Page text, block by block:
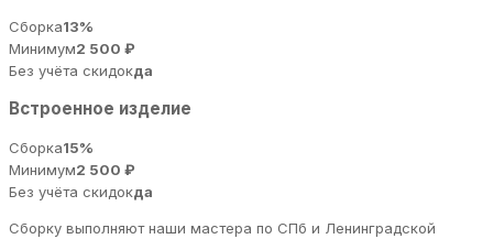
Сборка13%
Минимум2 500 ₽
Без учёта скидокда
Встроенное изделие
Сборка15%
Минимум2 500 ₽
Без учёта скидокда
Сборку выполняют наши мастера по СПб и Ленинградской